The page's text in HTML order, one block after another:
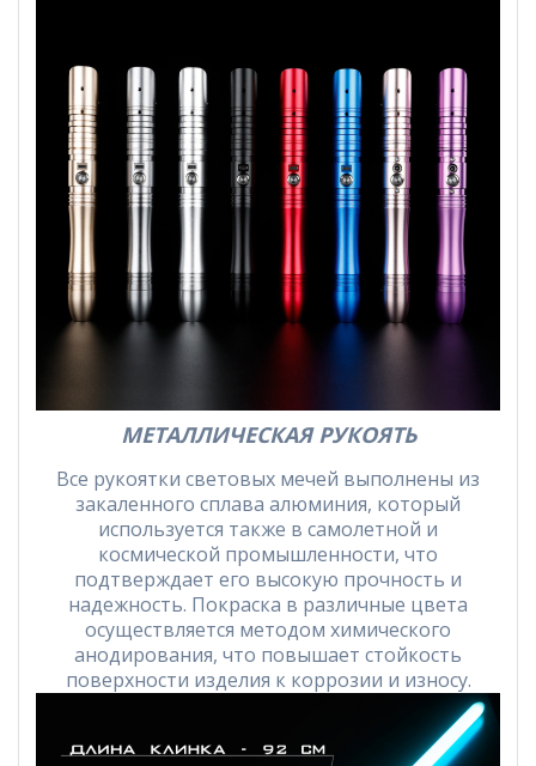
МЕТАЛЛИЧЕСКАЯ РУКОЯТЬ
Все рукоятки световых мечей выполнены из
закаленного сплава алюминия, который
используется также в самолетной и
космической промышленности, что
подтверждает его высокую прочность и
надежность. Покраска в различные цвета
осуществляется методом химического
анодирования, что повышает стойкость
поверхности изделия к коррозии и износу.